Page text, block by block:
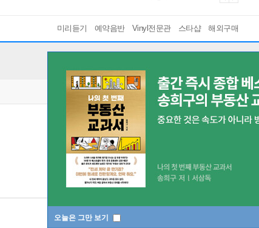
미리듣기 예약음반 Vinyl전문관 스타샵 해외구매
오늘은 그만 보기
판매중